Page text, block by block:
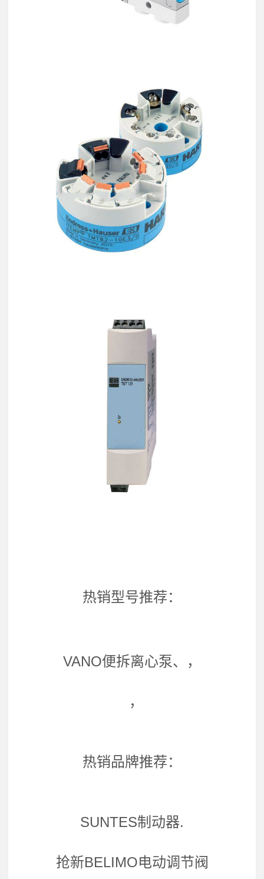
热销型号推荐：
VANO便拆离心泵、，
，
热销品牌推荐：
SUNTES制动器.
抢新BELIMO电动调节阀